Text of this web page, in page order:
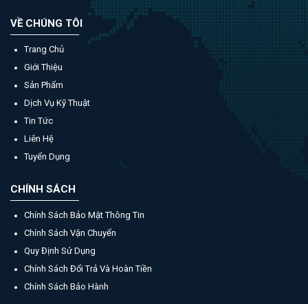
VỀ CHÚNG TÔI
Trang Chủ
Giới Thiệu
Sản Phẩm
Dịch Vụ Kỹ Thuật
Tin Tức
Liên Hệ
Tuyển Dụng
CHÍNH SÁCH
Chính Sách Bảo Mật Thông Tin
Chính Sách Vận Chuyển
Quy Định Sử Dụng
Chính Sách Đổi Trả Và Hoàn Tiền
Chính Sách Bảo Hành